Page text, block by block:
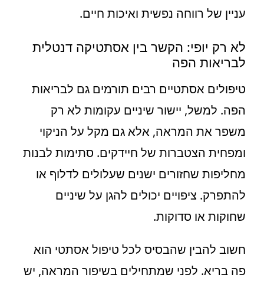
עניין של רווחה נפשית ואיכות חיים.
לא רק יופי: הקשר בין אסתטיקה דנטלית
לבריאות הפה
טיפולים אסתטיים רבים תורמים גם לבריאות
הפה. למשל, יישור שיניים עקומות לא רק
משפר את המראה, אלא גם מקל על הניקוי
ומפחית הצטברות של חיידקים. סתימות לבנות
מחליפות שחזורים ישנים שעלולים לדלוף או
להתפרק. ציפויים יכולים להגן על שיניים
שחוקות או סדוקות.
חשוב להבין שהבסיס לכל טיפול אסתטי הוא
פה בריא. לפני שמתחילים בשיפור המראה, יש